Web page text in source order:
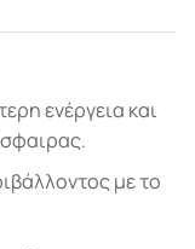
ενέργεια και
με το